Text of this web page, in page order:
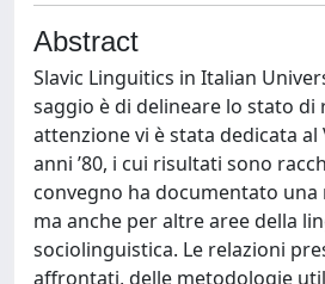
Abstract
Slavic Linguitics in Italian
saggio è di delineare lo stato
attenzione vi è stata dedicata
anni ’80, i cui risultati sono
convegno ha documentato una
ma anche per altre aree della
sociolinguistica. Le relazioni
affrontati, delle metodologie